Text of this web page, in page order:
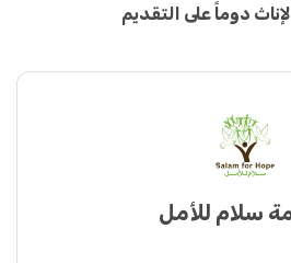
دوماً على التقديم
سلام للأمل